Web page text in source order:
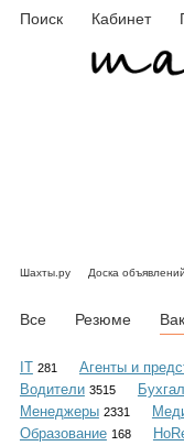
Поиск Кабинет
Шахты.ру Доска объявлений
Все Резюме
IT 281 Агенты и
Водители 3515
Менеджеры 2331
Образование 168